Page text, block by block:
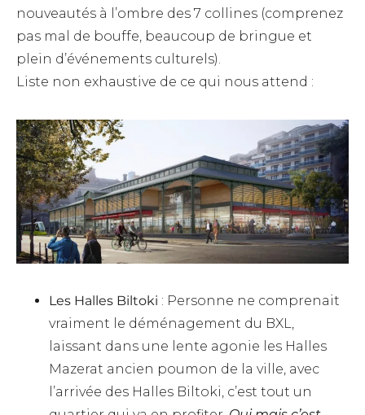
nouveautés à l’ombre des 7 collines (comprenez
pas mal de bouffe, beaucoup de bringue et
plein d’événements culturels).
Liste non exhaustive de ce qui nous attend :
Les Halles Biltoki : Personne ne comprenait
vraiment le déménagement du BXL,
laissant dans une lente agonie les Halles
Mazerat ancien poumon de la ville, avec
l’arrivée des Halles Biltoki, c’est tout un